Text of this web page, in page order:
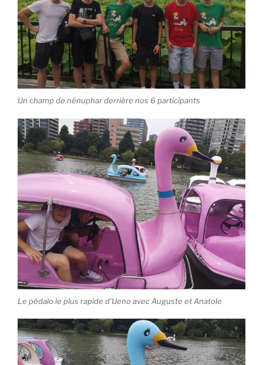
Un champ de nénuphar derrière nos 6 participants
Le pédalo le plus rapide d’Ueno avec Auguste et Anatole